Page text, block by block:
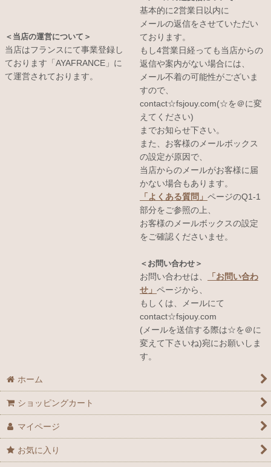
＜当店の運営について＞
当店はフランスにて事業登録し
ております「AYAFRANCE」に
て運営されております。
基本的に2営業日以内に
メールの返信をさせていただい
ております。
もし4営業日経っても当店からの
返信や案内がない場合には、
メール不着の可能性がございま
すので、
contact☆fsjouy.com(☆を＠に変
えてください)
までお知らせ下さい。
また、お客様のメールボックス
の設定が原因で、
当店からのメールがお客様に届
かない場合もあります。
「よくある質問」 ページのQ1-1
部分をご参照の上、
お客様のメールボックスの設定
をご確認くださいませ。
＜お問い合わせ＞
お問い合わせは、
「お問い合わ
せ」 ページから、
もしくは、メールにて
contact☆fsjouy.com
(メールを送信する際は☆を＠に
変えて下さいね)宛にお願いしま
す。
ホーム
ショッピングカート
マイページ
お気に入り